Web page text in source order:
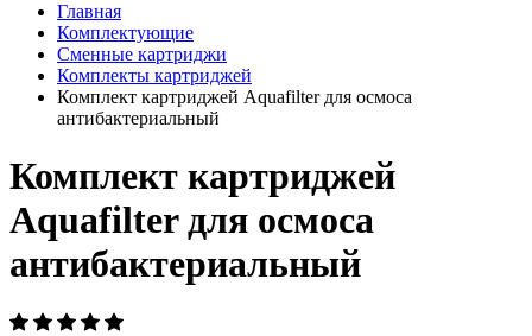
Главная
Комплектующие
Сменные картриджи
Комплекты картриджей
Комплект картриджей Aquafilter для осмоса
антибактериальный
Комплект картриджей
Aquafilter для осмоса
антибактериальный